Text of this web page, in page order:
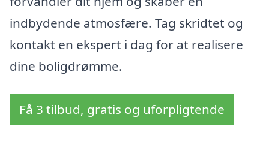
indbydende atmosfære. Tag skridtet og
kontakt en ekspert i dag for at realisere
dine boligdrømme.
Få 3 tilbud, gratis og uforpligtende